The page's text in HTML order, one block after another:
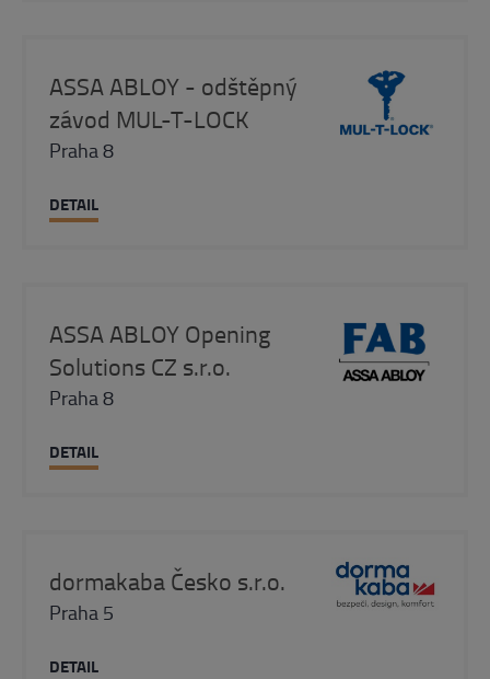
ASSA ABLOY - odštěpný
závod MUL-T-LOCK
Praha 8
DETAIL
ASSA ABLOY Opening
Solutions CZ s.r.o.
Praha 8
DETAIL
dormakaba Česko s.r.o.
Praha 5
DETAIL